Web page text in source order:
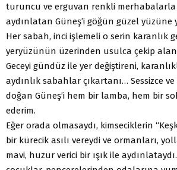
turuncu ve erguvan renkli
aydınlatan Güneş’i göğün güzel yüzüne
Her sabah, inci işlemeli o serin karanlık
yeryüzünün üzerinden usulca çekip
Geceyi gündüz ile yer değiştireni,
aydınlık sabahlar çıkartanı… Sessizce
doğan Güneş’i hem bir lamba, hem bir
ederim.
Eğer orada olmasaydı, kimseciklerin
bir kürecik asılı vereydi ve ormanları,
mavi, huzur verici bir ışık ile